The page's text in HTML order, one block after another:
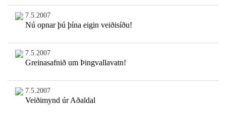
7.5.2007
Nú opnar þú þína eigin veiðisíðu!
7.5.2007
Greinasafnið um Þingvallavatn!
7.5.2007
Veiðimynd úr Aðaldal